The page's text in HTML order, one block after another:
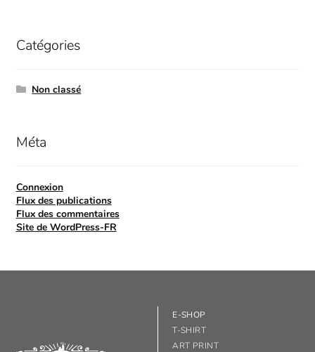
Catégories
Non classé
Méta
Connexion
Flux des publications
Flux des commentaires
Site de WordPress-FR
E-SHOP
T-SHIRT
ART PRINT